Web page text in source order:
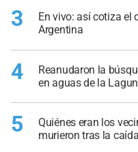
3
En vivo: así cotiza el
Argentina
4
Reanudaron la
en aguas de la
5
Quiénes eran los
murieron tras la